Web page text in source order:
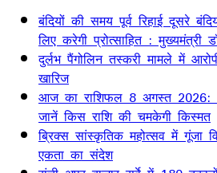
बंदियों की समय पूर्व रिहाई दूसरे
लिए करेगी प्रोत्साहित : मुख्यमंत्री
दुर्लभ पैंगोलिन तस्करी मामले में
खारिज
आज का राशिफल 8 अगस्त 2026:
जानें किस राशि की चमकेगी किस्मत
ब्रिक्स सांस्कृतिक महोत्सव में गूंजा
एकता का संदेश